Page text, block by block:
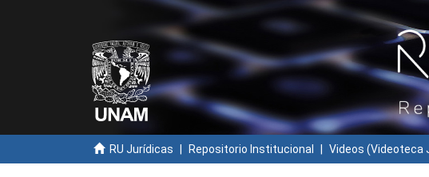
RU Jurídicas Repositorio Institucional Videos (Videoteca